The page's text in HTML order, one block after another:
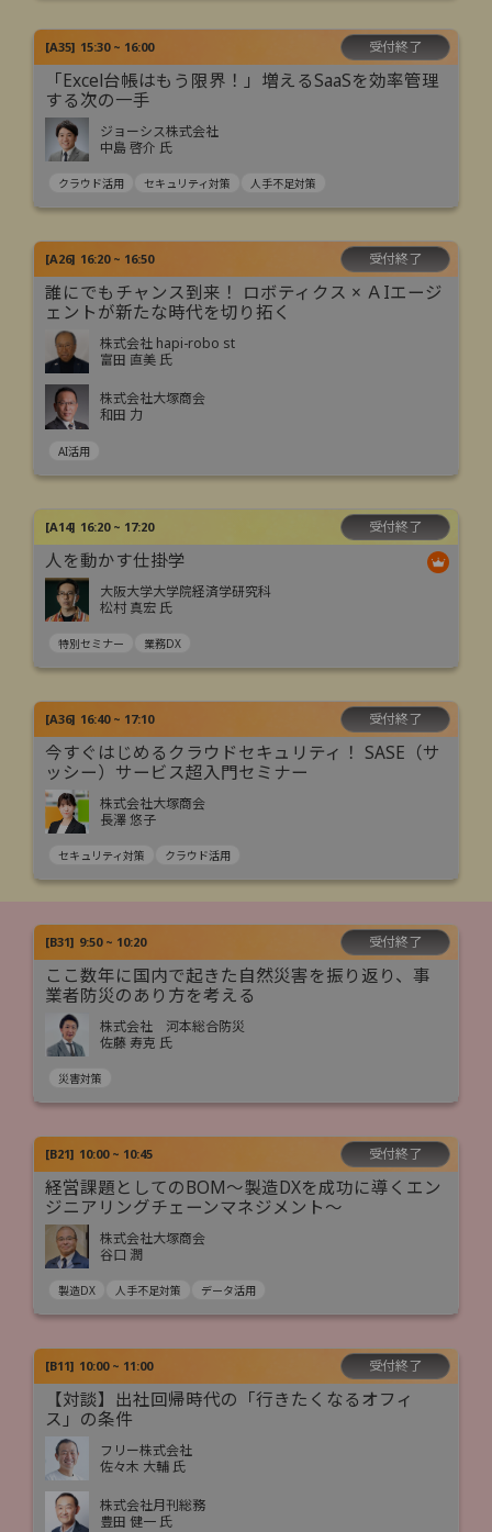
[A35] 15:30 ~ 16:00 受付終了
「Excel台帳はもう限界！」増えるSaaSを効率管理
する次の一手
ジョーシス株式会社
中島 啓介 氏
クラウド活用 セキュリティ対策 人手不足対策
[A26] 16:20 ~ 16:50 受付終了
誰にでもチャンス到来！ ロボティクス × ＡIエージ
ェントが新たな時代を切り拓く
株式会社 hapi-robo st
富田 直美 氏
株式会社大塚商会
和田 力
AI活用
[A14] 16:20 ~ 17:20 受付終了
人を動かす仕掛学
大阪大学大学院経済学研究科
松村 真宏 氏
特別セミナー 業務DX
[A36] 16:40 ~ 17:10 受付終了
今すぐはじめるクラウドセキュリティ！ SASE（サ
ッシー）サービス超入門セミナー
株式会社大塚商会
長澤 悠子
セキュリティ対策 クラウド活用
[B31] 9:50 ~ 10:20 受付終了
ここ数年に国内で起きた自然災害を振り返り、事
業者防災のあり方を考える
株式会社 河本総合防災
佐藤 寿克 氏
災害対策
[B21] 10:00 ~ 10:45 受付終了
経営課題としてのBOM～製造DXを成功に導くエン
ジニアリングチェーンマネジメント～
株式会社大塚商会
谷口 潤
製造DX 人手不足対策 データ活用
[B11] 10:00 ~ 11:00 受付終了
【対談】出社回帰時代の「行きたくなるオフィ
ス」の条件
フリー株式会社
佐々木 大輔 氏
株式会社月刊総務
豊田 健一 氏